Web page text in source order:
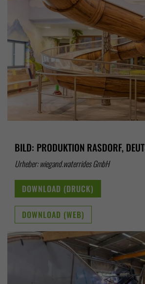
BILD: PRODUKTION RASDORF,
Urheber: wiegand.waterrides GmbH
DOWNLOAD (DRUCK)
DOWNLOAD (WEB)